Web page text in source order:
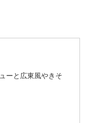
ーと広東風やきそ